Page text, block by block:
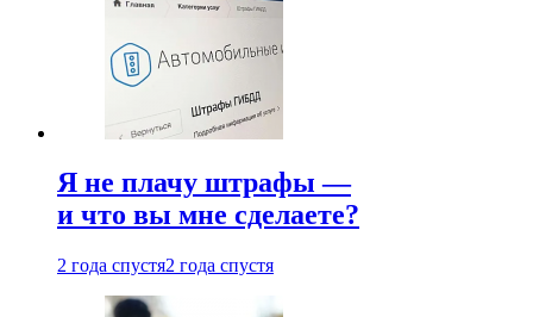
Я не плачу штрафы —
и что вы мне сделаете?
2 года спустя2 года спустя